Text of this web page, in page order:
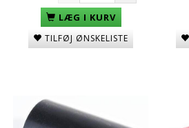
LÆG I KURV
TILFØJ ØNSKELISTE